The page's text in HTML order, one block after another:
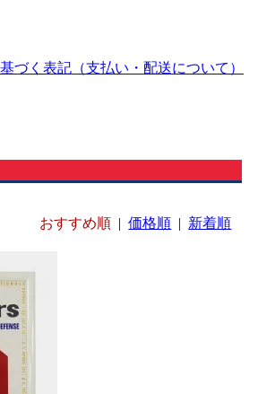
づく表記（支払い・配送について）
おすすめ順 |価格順 | 新着順